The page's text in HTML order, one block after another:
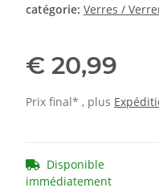
catégorie: Verres /
€ 20,99
Prix final* , plus
Disponible
immédiatement